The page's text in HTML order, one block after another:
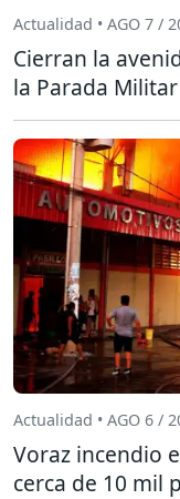
Actualidad • AGO 7 /
Cierran la
la Parada Militar
Actualidad • AGO 6 /
Voraz incendio
cerca de 10 mil